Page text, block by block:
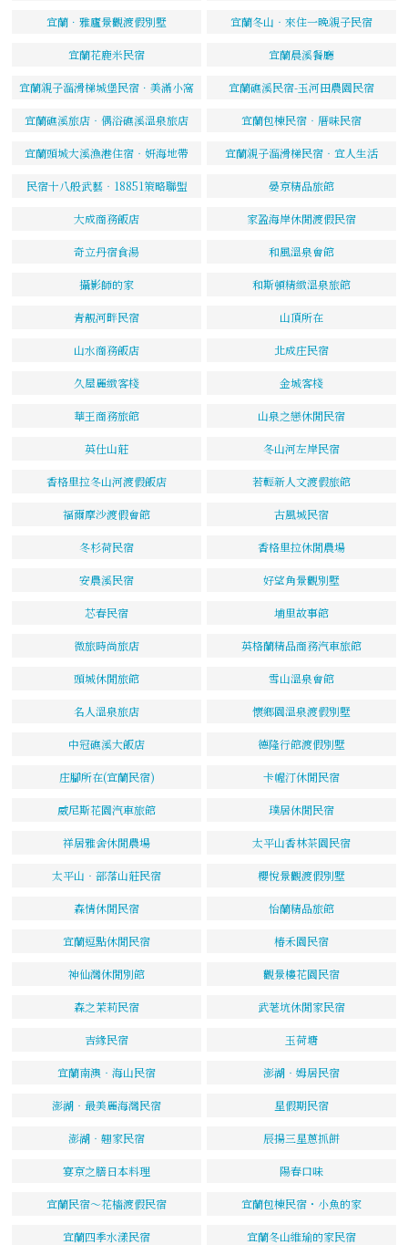
宜蘭．雅廬景觀渡假別墅 宜蘭冬山‧來住一晚親子民宿
宜蘭花鹿米民宿 宜蘭晨溪餐廳
宜蘭親子溜滑梯城堡民宿．美滿小窩 宜蘭礁溪民宿-玉河田農園民宿
宜蘭礁溪旅店‧偶浴礁溪溫泉旅店 宜蘭包棟民宿‧厝味民宿
宜蘭頭城大溪漁港住宿‧妍海地帶 宜蘭親子溜滑梯民宿‧宜人生活
民宿十八般武藝‧18851策略聯盟 晏京精品旅館
大成商務飯店 家盈海岸休閒渡假民宿
奇立丹宿食湯 和風溫泉會館
攝影師的家 和斯頓精緻溫泉旅館
青靚河畔民宿 山頂所在
山水商務飯店 北成庄民宿
久屋麗緻客棧 金城客棧
華王商務旅館 山泉之戀休閒民宿
英仕山莊 冬山河左岸民宿
香格里拉冬山河渡假飯店 若輕新人文渡假旅館
福爾摩沙渡假會館 古風城民宿
冬杉荷民宿 香格里拉休閒農場
安農溪民宿 好望角景觀別墅
芯春民宿 埔里故事館
微旅時尚旅店 英格蘭精品商務汽車旅館
頭城休閒旅館 雪山溫泉會館
名人溫泉旅店 懷鄉園溫泉渡假別墅
中冠礁溪大飯店 德隆行館渡假別墅
庄腳所在(宜蘭民宿) 卡幄汀休閒民宿
威尼斯花園汽車旅館 璞居休閒民宿
祥居雅舍休閒農場 太平山香林茶園民宿
太平山‧部落山莊民宿 櫻悅景觀渡假別墅
森情休閒民宿 怡蘭精品旅館
宜蘭逗點休閒民宿 椿禾園民宿
神仙灣休閒別館 觀景樓花園民宿
森之茉莉民宿 武荖坑休閒家民宿
吉緣民宿 玉荷塘
宜蘭南澳‧海山民宿 澎湖‧姆居民宿
澎湖‧最美麗海灣民宿 星假期民宿
澎湖‧翹家民宿 辰揚三星蔥抓餅
宴京之膳日本料理 陽春口味
宜蘭民宿～花檣渡假民宿 宜蘭包棟民宿・小魚的家
宜蘭四季水漾民宿 宜蘭冬山維瑜的家民宿